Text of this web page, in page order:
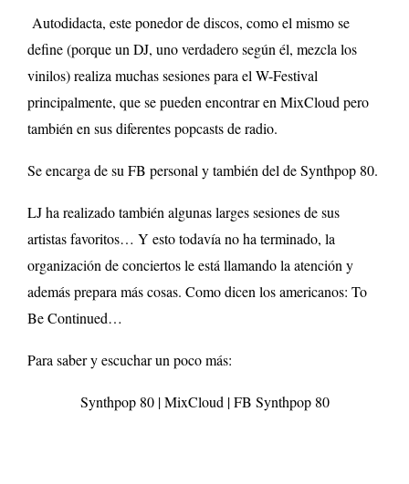
Autodidacta, este ponedor de discos, como el mismo se
define (porque un DJ, uno verdadero según él, mezcla los
vinilos) realiza muchas sesiones para el W-Festival
principalmente, que se pueden encontrar en MixCloud pero
también en sus diferentes popcasts de radio.
Se encarga de su FB personal y también del de Synthpop 80.
LJ ha realizado también algunas larges sesiones de sus
artistas favoritos… Y esto todavía no ha terminado, la
organización de conciertos le está llamando la atención y
además prepara más cosas. Como dicen los americanos: To
Be Continued…
Para saber y escuchar un poco más:
Synthpop 80|MixCloud |FB Synthpop 80